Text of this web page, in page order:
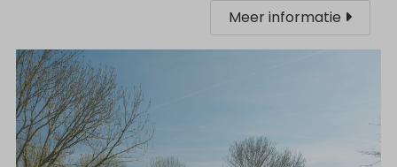
Meer informatie